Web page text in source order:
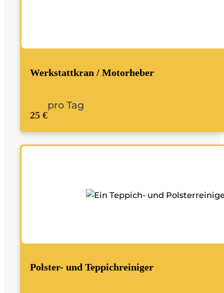
Werkstattkran / Motorheber
25 €
pro Tag
Polster- und Teppichreiniger